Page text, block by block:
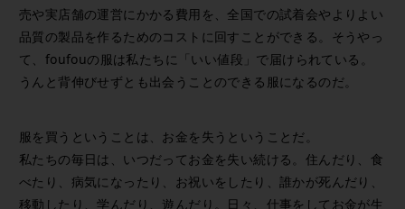
売や実店舗の運営にかかる費用を、全国での試着会やよりよい
品質の製品を作るためのコストに回すことができる。そうやっ
て、foufouの服は私たちに「いい値段」で届けられている。
うんと背伸びせずとも出会うことのできる服になるのだ。
服を買うということは、お金を失うということだ。
私たちの毎日は、いつだってお金を失い続ける。住んだり、食
べたり、病気になったり、お祝いをしたり、誰かが死んだり、
移動したり、学んだり、遊んだり。日々、仕事をしてお金が生